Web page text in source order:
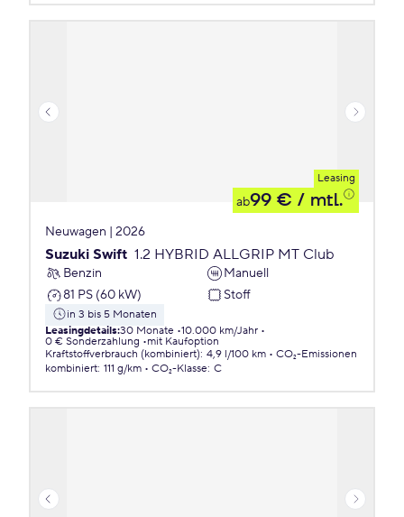
Leasing
ab99 € / mtl.
Neuwagen | 2026
Suzuki Swift 1.2 HYBRID ALLGRIP MT Club
Benzin
Manuell
81 PS (60 kW)
Stoff
in 3 bis 5 Monaten
Leasingdetails:30 Monate 10.000 km/Jahr
0 € Sonderzahlung
mit Kaufoption
Kraftstoffverbrauch (kombiniert): 4,9 l/100 km
CO₂-Emissionen
kombiniert: 111 g/km CO₂-Klasse: C